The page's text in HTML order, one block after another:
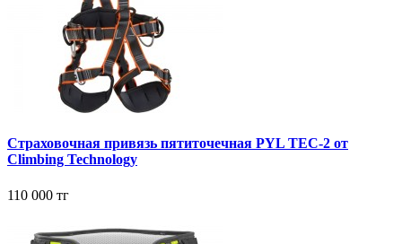
Страховочная привязь пятиточечная PYL TEC-2 от
Climbing Technology
110 000 тг